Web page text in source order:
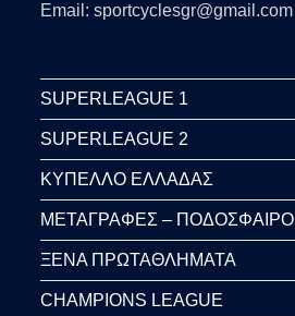
Email: sportcyclesgr@gmail.com
SUPERLEAGUE 1
SUPERLEAGUE 2
ΚΥΠΕΛΛΟ ΕΛΛΑΔΑΣ
ΜΕΤΑΓΡΑΦΕΣ – ΠΟΔΟΣΦΑΙΡΟ
ΞΕΝΑ ΠΡΩΤΑΘΛΗΜΑΤΑ
CHAMPIONS LEAGUE